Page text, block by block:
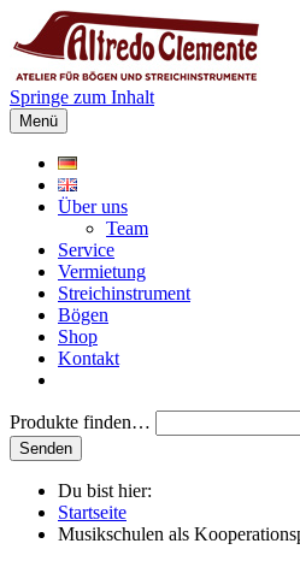
Springe zum Inhalt
Menü
Über uns
Team
Service
Vermietung
Streichinstrument
Bögen
Shop
Kontakt
Produkte finden…
Du bist hier:
Startseite
Musikschulen als